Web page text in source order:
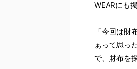
WEARにも
「今回は財
ぁって思っ
で、財布を